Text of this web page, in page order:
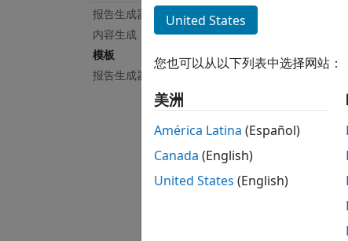
报告生成器创建
内容生成
模板
报告生成器实用工具
模板
全部
United States
您也可以从以下列表中选择网站：
美洲
América Latina (Español)
Canada (English)
United States (English)